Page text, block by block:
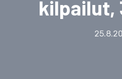
kilpailut,